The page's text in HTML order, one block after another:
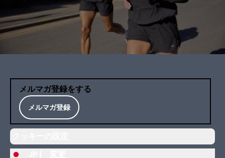
メルマガ登録をする
メルマガ登録